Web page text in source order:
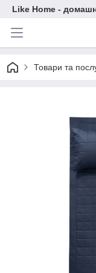
Like Home -
Товари та